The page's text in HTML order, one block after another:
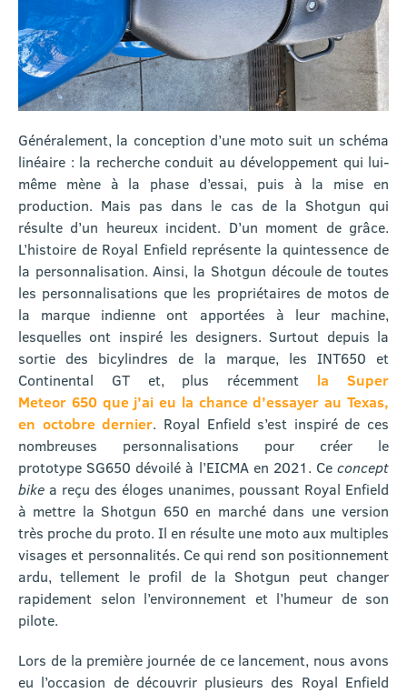
Généralement, la conception d’une moto suit un schéma
linéaire : la recherche conduit au développement qui lui-
même mène à la phase d’essai, puis à la mise en
production. Mais pas dans le cas de la Shotgun qui
résulte d’un heureux incident. D’un moment de grâce.
L’histoire de Royal Enfield représente la quintessence de
la personnalisation. Ainsi, la Shotgun découle de toutes
les personnalisations que les propriétaires de motos de
la marque indienne ont apportées à leur machine,
lesquelles ont inspiré les designers. Surtout depuis la
sortie des bicylindres de la marque, les INT650 et
Continental GT et, plus récemment la Super
Meteor 650 que j’ai eu la chance d’essayer au Texas,
en octobre dernier. Royal Enfield s’est inspiré de ces
nombreuses personnalisations pour créer le
prototype SG650 dévoilé à l’EICMA en 2021. Ce concept
bike a reçu des éloges unanimes, poussant Royal Enfield
à mettre la Shotgun 650 en marché dans une version
très proche du proto. Il en résulte une moto aux multiples
visages et personnalités. Ce qui rend son positionnement
ardu, tellement le profil de la Shotgun peut changer
rapidement selon l’environnement et l’humeur de son
pilote.
Lors de la première journée de ce lancement, nous avons
eu l’occasion de découvrir plusieurs des Royal Enfield